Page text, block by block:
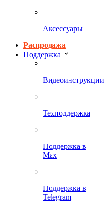
Аксессуары
Распродажа
Поддержка
Видеоинструкции
Техподдержка
Поддержка в
Max
Поддержка в
Telegram